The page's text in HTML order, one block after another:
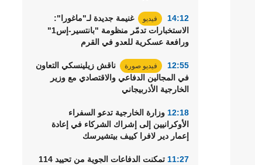
14:12 فيديو
غنيمة جديدة لـ"ماغورا":
الاستخبارات تدمّر منظومة "بانتسير-إس1"
ورافعة عسكرية للعدو في القرم
12:55 فيديو صورة
ناقش زيلينسكي التعاون
في المجالين الدفاعي والاقتصادي مع وزير
الخارجية الأذربيجاني
12:18 وزارة الخارجية تدعو السفراء
الأوكرانيين إلى إشراك الشركاء في إعادة
إعمار دير لافرا كييف بيتشيرسك
11:27
تمكنت الدفاعات الجوية من تحييد 114